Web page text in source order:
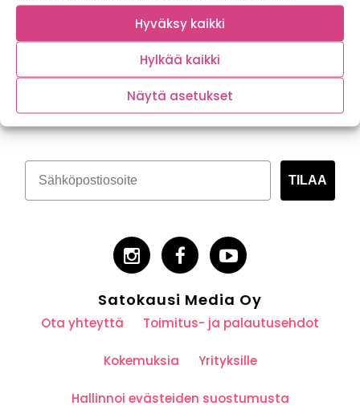
Hyväksy kaikki
Hylkää kaikki
Näytä asetukset
Tilaa kasvispitoinen uutiskirje
TILAA
Satokausi Media Oy
Ota yhteyttä Toimitus- ja palautusehdot
Kokemuksia Yrityksille
Hallinnoi evästeiden suostumusta